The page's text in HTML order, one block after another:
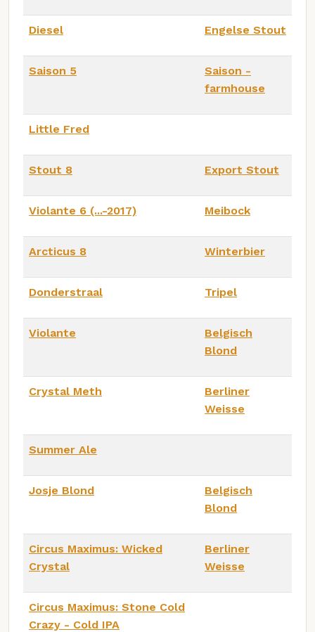
Diesel Engelse Stout
Saison 5
Saison -
farmhouse
Little Fred
Stout 8 Export Stout
Violante 6 (...-2017) Meibock
Arcticus 8 Winterbier
Donderstraal Tripel
Violante
Belgisch
Blond
Crystal Meth
Berliner
Weisse
Summer Ale
Josje Blond
Belgisch
Blond
Circus Maximus: Wicked
Crystal
Berliner
Weisse
Circus Maximus: Stone Cold
Crazy - Cold IPA